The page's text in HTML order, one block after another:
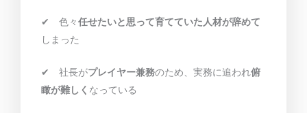
✔︎ 色々任せたいと思って育てていた人材が辞めて
しまった
✔︎ 社長がプレイヤー兼務のため、実務に追われ俯
瞰が難しく なっている